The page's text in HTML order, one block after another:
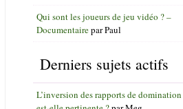
Qui sont les joueurs de jeu vidéo ? –
DocumentaireparPaul
Derniers sujets actifs
L’inversion des rapports de domination